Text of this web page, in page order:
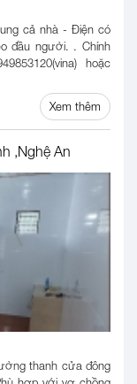
cả nhà - Điện có
đầu người. . Chính
hoặc
Xem thêm
,Nghệ An
thanh cửa đông